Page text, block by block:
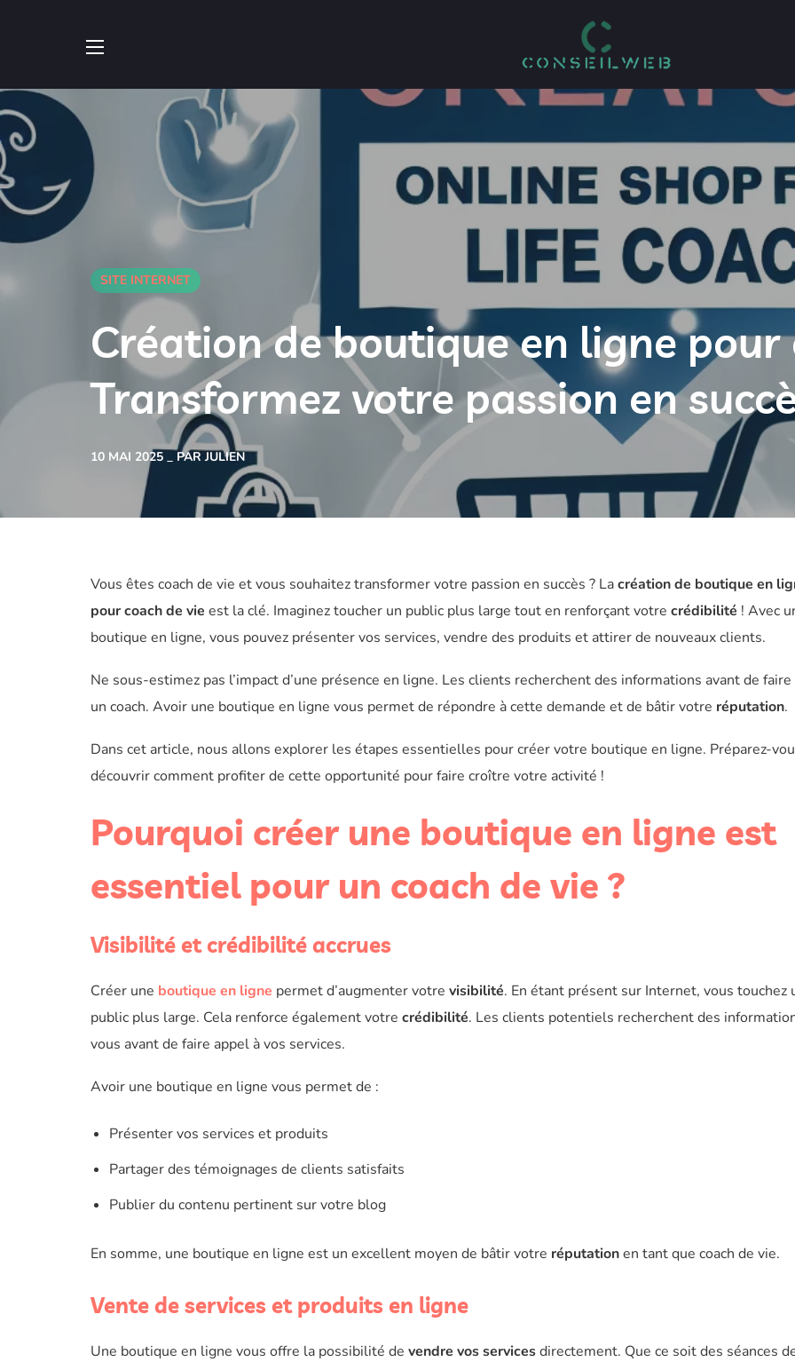
SITE INTERNET
Création de boutique en ligne pour
Transformez votre passion en
10 MAI 2025 PAR JULIEN
Vous êtes coach de vie et vous souhaitez transformer votre passion en succès ? Lacréation de boutique en
pour coach de vie est la clé. Imaginez toucher un public plus large tout en renforçant votre crédibilité ! Avec
boutique en ligne, vous pouvez présenter vos services, vendre des produits et attirer de nouveaux clients.
Ne sous-estimez pas l’impact d’une présence en ligne. Les clients recherchent des informations avant de
un coach. Avoir une boutique en ligne vous permet de répondre à cette demande et de bâtir votre réputation.
Dans cet article, nous allons explorer les étapes essentielles pour créer votre boutique en ligne. Préparez-
découvrir comment profiter de cette opportunité pour faire croître votre activité !
Pourquoi créer une boutique en ligne est
essentiel pour un coach de vie ?
Visibilité et crédibilité accrues
Créer une boutique en ligne permet d’augmenter votre visibilité. En étant présent sur Internet, vous touchez
public plus large. Cela renforce également votre crédibilité. Les clients potentiels recherchent des
vous avant de faire appel à vos services.
Avoir une boutique en ligne vous permet de :
Présenter vos services et produits
Partager des témoignages de clients satisfaits
Publier du contenu pertinent sur votre blog
En somme, une boutique en ligne est un excellent moyen de bâtir votre réputationen tant que coach de vie.
Vente de services et produits en ligne
Une boutique en ligne vous offre la possibilité de vendre vos servicesdirectement. Que ce soit des séances